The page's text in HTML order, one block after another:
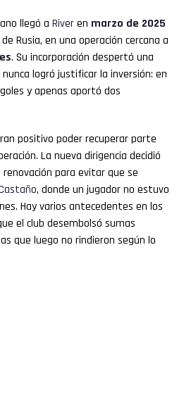
llegó a Riveren marzo de 2025
Rusia, en una operación cercana a
. Su incorporación despertó una
logró justificar la inversión: en
y apenas aportó dos
positivo poder recuperar parte
La nueva dirigencia decidió
para evitar que se
, donde un jugador no estuvo
Hay varios antecedentes en los
el club desembolsó sumas
que luego no rindieron según lo